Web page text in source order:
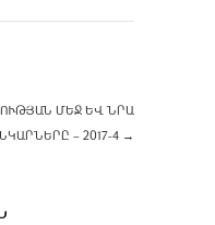
ՄԵՋ ԵՎ ՆՐԱ
– 2017-4 →